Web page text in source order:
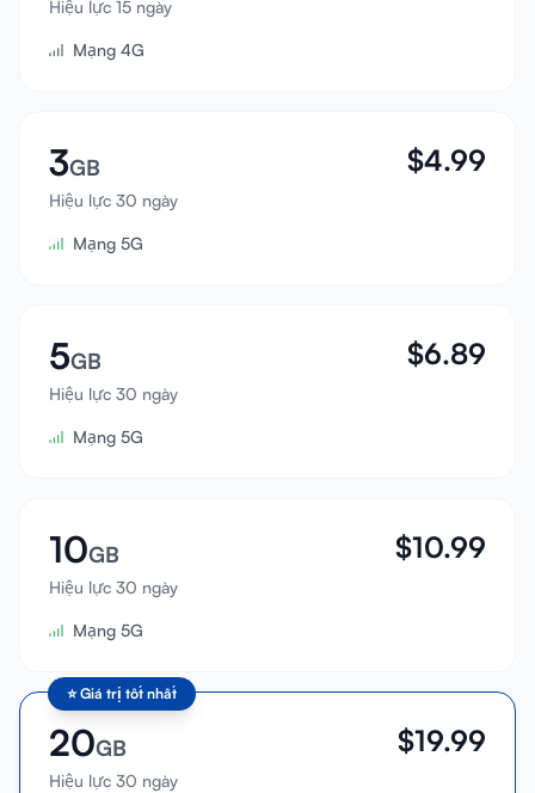
Đăng nhập
Hiệu lực 15 ngày
Mạng 4G
3GB
Hiệu lực 30 ngày
$4.99
Mạng 5G
5GB
Hiệu lực 30 ngày
$6.89
Mạng 5G
10GB
Hiệu lực 30 ngày
$10.99
Mạng 5G
⭐Giá trị tốt nhất
20GB
Hiệu lực 30 ngày
$19.99